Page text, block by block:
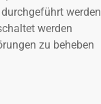
werden
werden
zu beheben